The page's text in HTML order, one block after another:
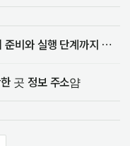
웨이브파크 이용 방법부터 준비와 실행 단계까지 알아보기
곳 정보 주소얌